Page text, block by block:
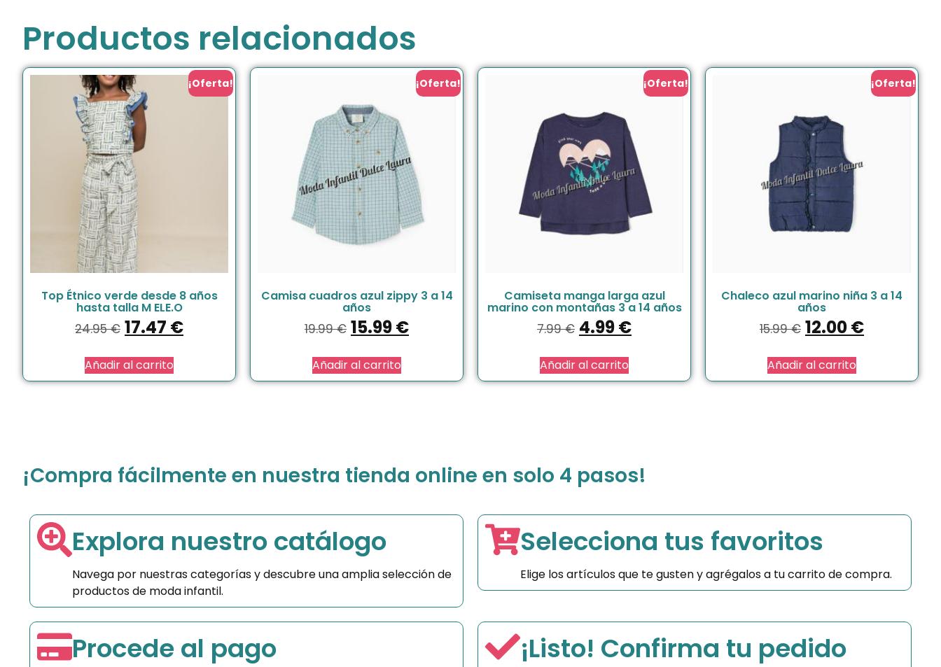
Productos relacionados
¡Oferta!
Top Étnico verde desde 8 años
hasta talla M ELE.O
24.95€ 17.47 €
Añadir al carrito
¡Oferta!
Camisa cuadros azul zippy 3 a 14
años
19.99€ 15.99€
Añadir al carrito
¡Oferta!
Camiseta manga larga azul
marino con montañas 3 a 14 años
7.99€ 4.99€
Añadir al carrito
¡Oferta!
Chaleco azul marino niña 3 a 14
años
15.99€ 12.00€
Añadir al carrito
¡Compra fácilmente en nuestra tienda online en solo 4 pasos!
Explora nuestro catálogo
Navega por nuestras categorías y descubre una amplia selección de
productos de moda infantil.
Selecciona tus favoritos
Elige los artículos que te gusten y agrégalos a tu carrito de compra.
Procede al pago ¡Listo! Confirma tu pedido